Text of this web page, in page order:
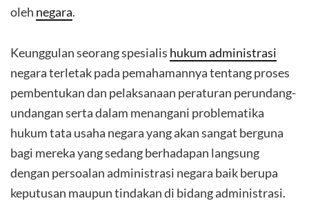
oleh negara.
Keunggulan seorang spesialis hukum administrasi
negara terletak pada pemahamannya tentang proses
pembentukan dan pelaksanaan peraturan perundang-
undangan serta dalam menangani problematika
hukum tata usaha negara yang akan sangat berguna
bagi mereka yang sedang berhadapan langsung
dengan persoalan administrasi negara baik berupa
keputusan maupun tindakan di bidang administrasi.